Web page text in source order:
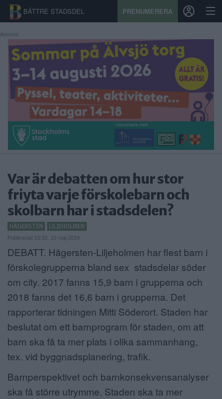
BÄTTRE STADSDEL PRENUMERERA
START
STADSDEL
PRENUMERATION
SPORT
ÅSIKTER
KALENDER
KONTAKT
SAMARBETEN
ANNONSERA
NÄRINGSLIV
MER
Annons:
Var är debatten om hur stor
friyta varje förskolebarn och
skolbarn har i stadsdelen?
HÄGERSTEN LILJEHOLMEN
Publicerad 10:32, 10 maj 2019
DEBATT. Hägersten-Liljeholmen har flest barn i
förskolegrupperna bland sex stadsdelar söder
om city. 2017 fanns 15,9 barn i grupperna och
2018 fanns det 16,6 barn i grupperna. Det
rapporterar tidningen Mitti Söderort. Staden har
beslutat om ett barnprogram för staden, om att
barn ska få ta mer plats i olika sammanhang,
tex. vid byggnadsplanering, trafik.
Barnperspektivet och barnkonsekvensanalyser
ska få större utrymme. Staden ska ta mer